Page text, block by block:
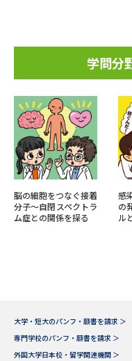
学問分
脳の細胞をつなぐ接着
分子～自閉スペクトラ
ム症との関係を探る
感
の
ル
大学・短大のパンフ・願書を請求 ＞
専門学校のパンフ・願書を請求 ＞
外国大学日本校・留学関連機関 ＞